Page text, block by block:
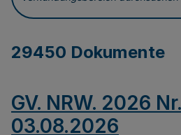
Verkündungsbereich durchsuchen
29450 Dokumente
GV. NRW. 2026
03.08.2026